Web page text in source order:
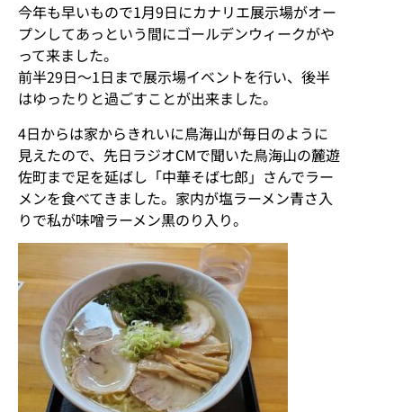
今年も早いもので1月9日にカナリエ展示場がオー
プンしてあっという間にゴールデンウィークがや
って来ました。
前半29日～1日まで展示場イベントを行い、後半
はゆったりと過ごすことが出来ました。
4日からは家からきれいに鳥海山が毎日のように
見えたので、先日ラジオCMで聞いた鳥海山の麓遊
佐町まで足を延ばし「中華そば七郎」さんでラー
メンを食べてきました。家内が塩ラーメン青さ入
りで私が味噌ラーメン黒のり入り。